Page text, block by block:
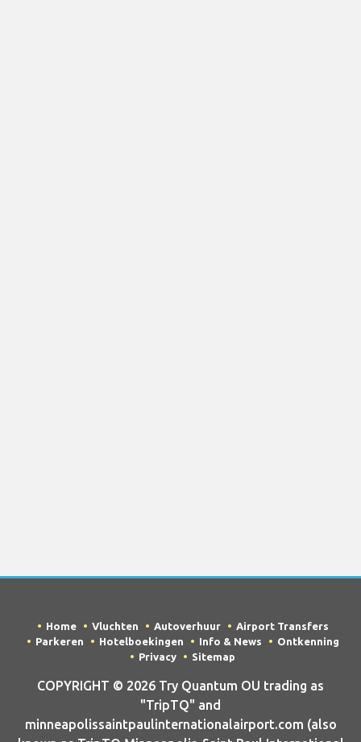
Home Vluchten Autoverhuur
Airport Transfers
Parkeren
Hotelboekingen Info & News
Ontkenning
Privacy
Sitemap
COPYRIGHT © 2026 Try Quantum OU trading as
"TripTQ" and
minneapolissaintpaulinternationalairport.com (also